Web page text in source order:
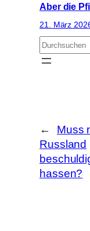
Aber die
21. März
S
u
←
Muss
Russland
hassen?